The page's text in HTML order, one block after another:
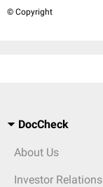
© Copyright
DocCheck
About Us
Investor Relations